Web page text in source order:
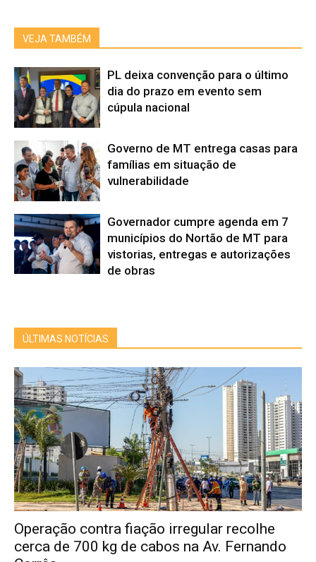
VEJA TAMBÉM
PL deixa convenção para o último
dia do prazo em evento sem
cúpula nacional
Governo de MT entrega casas para
famílias em situação de
vulnerabilidade
Governador cumpre agenda em 7
municípios do Nortão de MT para
vistorias, entregas e autorizações
de obras
ÚLTIMAS NOTÍCIAS
Operação contra fiação irregular recolhe
cerca de 700 kg de cabos na Av. Fernando